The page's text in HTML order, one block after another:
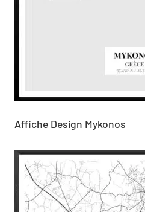
Affiche Design Mykonos